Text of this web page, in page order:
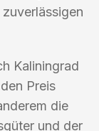
Kaliningrad
Preis
die
und der